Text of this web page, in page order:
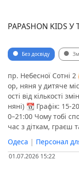
PAPASHON KIDS
Без досвіду
пр. Небесної Сотні
ор, няня у дитяче
ості від кількості
няні) 📆 Графік: 15-
0–21:00 Чому тобі
час з діткам, граєш
Одеса | Персонал
01.07.2026 15:22